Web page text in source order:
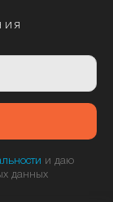
и даю
данных